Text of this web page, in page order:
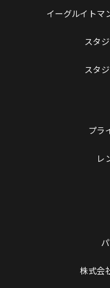
イーグルイトマ
スタ
スタ
プラ
レ
株式会